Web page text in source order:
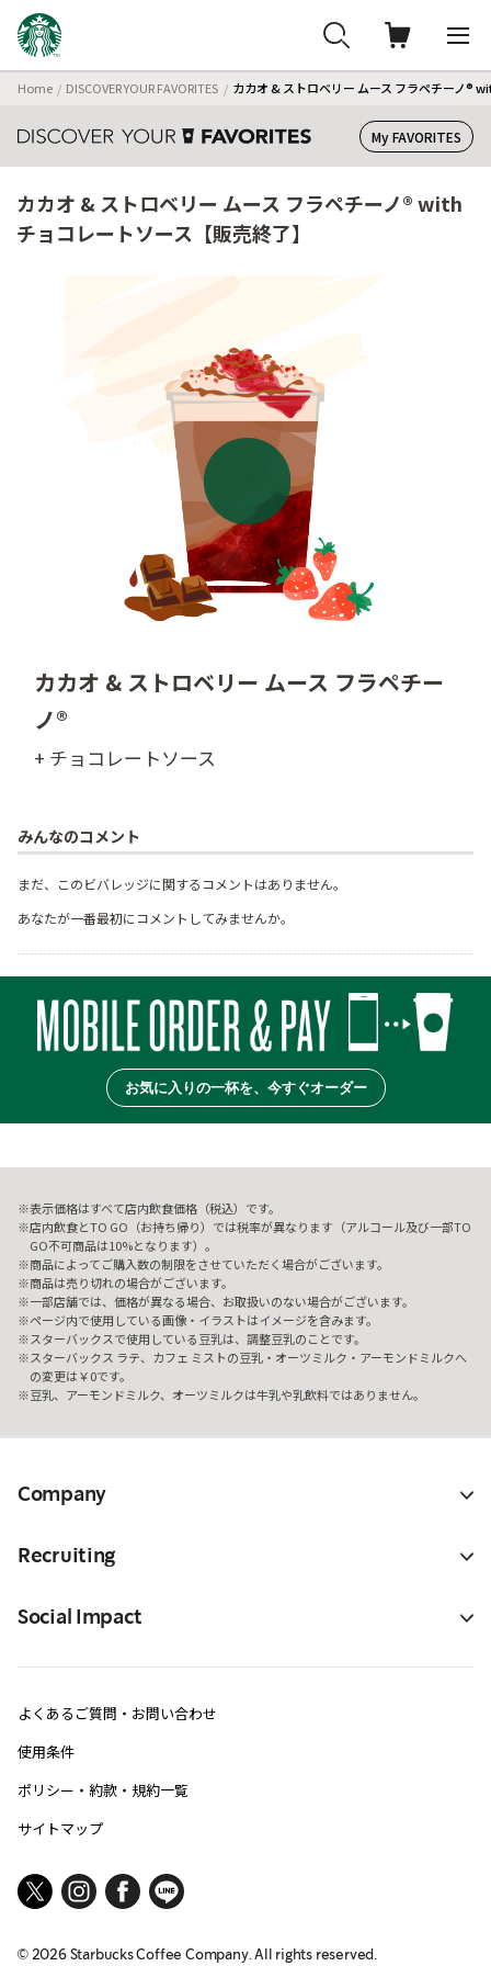
Home DISCOVER YOUR FAVORITES カカオ & ストロベリー ムース フラペチーノ®
My FAVORITES
カカオ & ストロベリー ムース フラペチーノ® with
チョコレートソース【販売終了】
カカオ & ストロベリー ムース フラペチー
ノ®
+ チョコレートソース
みんなのコメント
まだ、このビバレッジに関するコメントはありません。
あなたが一番最初にコメントしてみませんか。
お気に入りの一杯を、今すぐオーダー
表示価格はすべて店内飲食価格（税込）です。
店内飲食とTO GO（お持ち帰り）では税率が異なります（アルコール及び一部TO
GO不可商品は10%となります）。
商品によってご購入数の制限をさせていただく場合がございます。
商品は売り切れの場合がございます。
一部店舗では、価格が異なる場合、お取扱いのない場合がございます。
ページ内で使用している画像・イラストはイメージを含みます。
スターバックスで使用している豆乳は、調整豆乳のことです。
スターバックス ラテ、カフェ ミストの豆乳・オーツミルク・アーモンドミルクへ
の変更は￥0です。
豆乳、アーモンドミルク、オーツミルクは牛乳や乳飲料ではありません。
Company
Recruiting
Social Impact
よくあるご質問・お問い合わせ
使用条件
ポリシー・約款・規約一覧
サイトマップ
© 2026Starbucks Coffee Company. All rights reserved.